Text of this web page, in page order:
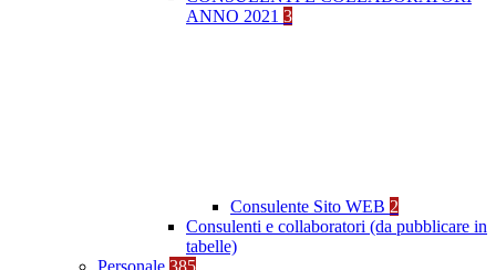
ANNO 2021 3
Consulente Sito WEB 2
Consulenti e collaboratori (da pubblicare in
tabelle)